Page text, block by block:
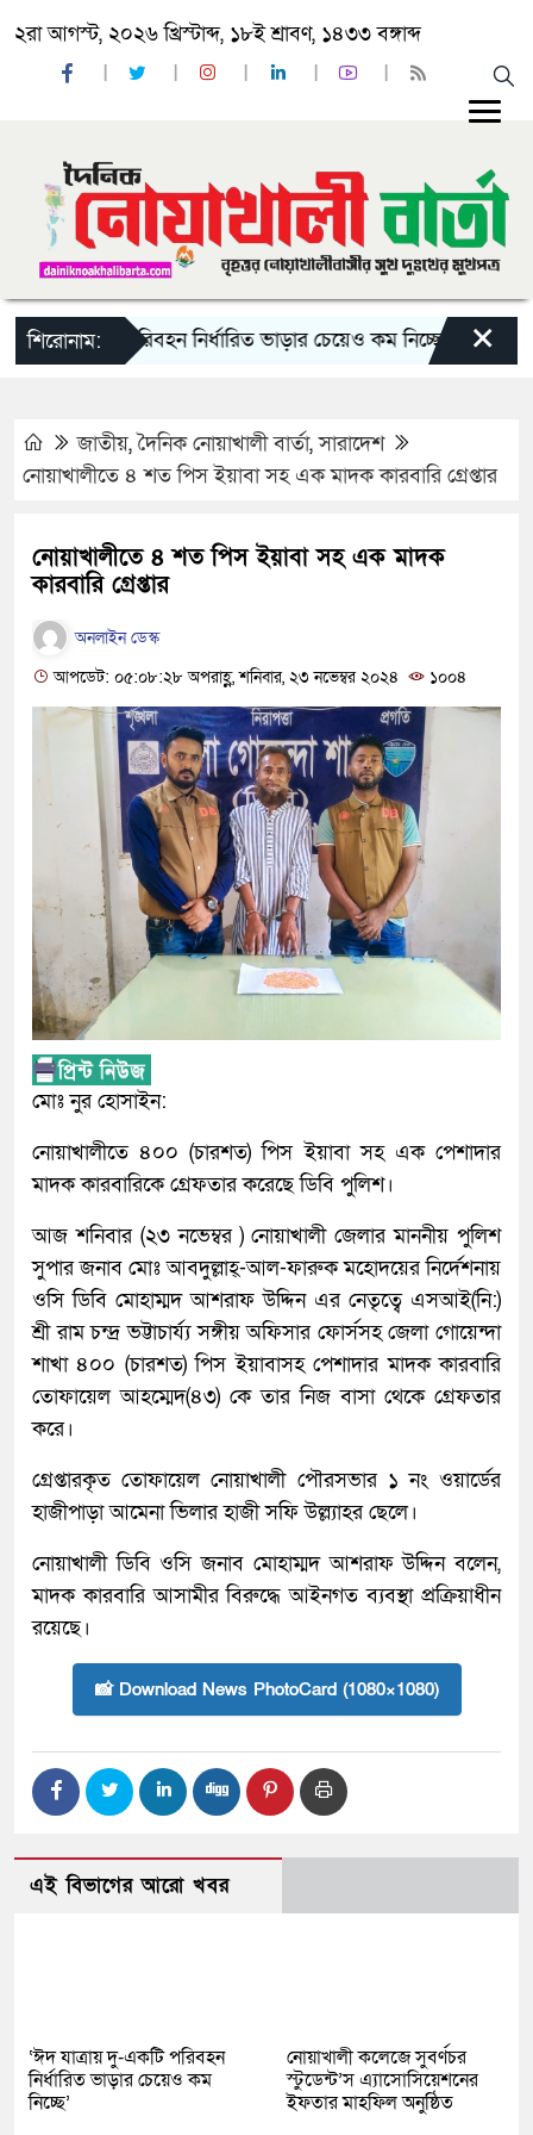
২রা আগস্ট, ২০২৬ খ্রিস্টাব্দ, ১৮ই শ্রাবণ, ১৪৩৩ বঙ্গাব্দ
শিরোনাম:
দু-একটি পরিবহন নির্ধারিত ভাড়ার চেয়েও কম নিচ্ছে’ ×
জাতীয়,দৈনিক নোয়াখালী বার্তা,সারাদেশ
নোয়াখালীতে ৪ শত পিস ইয়াবা সহ এক মাদক কারবারি গ্রেপ্তার
নোয়াখালীতে ৪ শত পিস ইয়াবা সহ এক মাদক
কারবারি গ্রেপ্তার
অনলাইন ডেস্ক
আপডেট: ০৫:০৮:২৮ অপরাহ্ণ, শনিবার, ২৩ নভেম্বর ২০২৪
১০০৪
মোঃ নুর হোসাইন:
নোয়াখালীতে ৪০০ (চারশত) পিস ইয়াবা সহ এক পেশাদার
মাদক কারবারিকে গ্রেফতার করেছে ডিবি পুলিশ।
আজ শনিবার (২৩ নভেম্বর ) নোয়াখালী জেলার মাননীয় পুলিশ
সুপার জনাব মোঃ আবদুল্লাহ্-আল-ফারুক মহোদয়ের নির্দেশনায়
ওসি ডিবি মোহাম্মদ আশরাফ উদ্দিন এর নেতৃত্বে এসআই(নি:)
শ্রী রাম চন্দ্র ভট্টাচার্য্য সঙ্গীয় অফিসার ফোর্সসহ জেলা গোয়েন্দা
শাখা ৪০০ (চারশত) পিস ইয়াবাসহ পেশাদার মাদক কারবারি
তোফায়েল আহম্মেদ(৪৩) কে তার নিজ বাসা থেকে গ্রেফতার
করে।
গ্রেপ্তারকৃত তোফায়েল নোয়াখালী পৌরসভার ১ নং ওয়ার্ডের
হাজীপাড়া আমেনা ভিলার হাজী সফি উল্ল্যাহর ছেলে।
নোয়াখালী ডিবি ওসি জনাব মোহাম্মদ আশরাফ উদ্দিন বলেন,
মাদক কারবারি আসামীর বিরুদ্ধে আইনগত ব্যবস্থা প্রক্রিয়াধীন
রয়েছে।
📸 Download News PhotoCard (1080×1080)
এই বিভাগের আরো খবর
‘ঈদ যাত্রায় দু-একটি পরিবহন
নির্ধারিত ভাড়ার চেয়েও কম
নিচ্ছে’
নোয়াখালী কলেজে সুবর্ণচর
স্টুডেন্ট’স এ্যাসোসিয়েশনের
ইফতার মাহফিল অনুষ্ঠিত